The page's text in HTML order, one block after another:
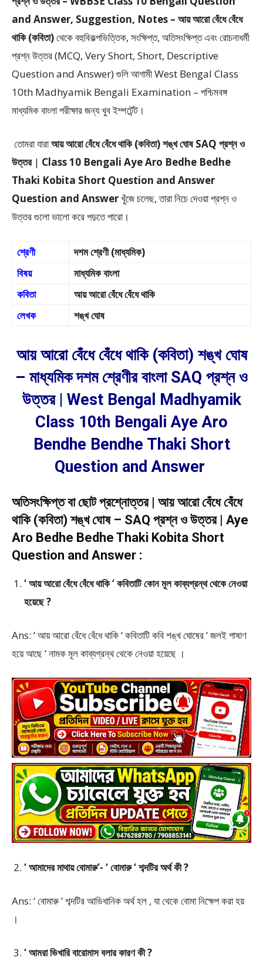
and Answer, Suggestion, Notes – আয় আরো বেঁধে বেঁধে
থাকি (কবিতা)থেকেবহুবিকল্পভিত্তিক, সংক্ষিপ্ত, অতিসংক্ষিপ্ত এবং রোচনাধর্মী
প্রশ্ন উত্তর (MCQ, Very Short, Short, Descriptive
Question and Answer)গুলি আগামী West Bengal Class
10th Madhyamik Bengali Examination – পশ্চিমবঙ্গ
মাধ্যমিক বাংলা পরীক্ষার জন্য খুব ইম্পর্টেন্ট।
তোমরা যারাআয় আরো বেঁধে বেঁধে থাকি (কবিতা) শঙ্খ ঘোষ SAQ প্রশ্ন ও
উত্তর| Class 10 Bengali Aye Aro Bedhe Bedhe
Thaki Kobita Short Question and Answer
Question and Answerখুঁজে চলেছ, তারা নিচে দেওয়া প্রশ্ন ও
উত্তর গুলো ভালো করে পড়তে পারো।
শ্রেণী
দশম শ্রেণী (মাধ্যমিক)
বিষয়
মাধ্যমিক বাংলা
কবিতা
আয় আরো বেঁধে বেঁধে থাকি
লেখক
শঙ্খ ঘোষ
আয় আরো বেঁধে বেঁধে থাকি (কবিতা) শঙ্খ ঘোষ
– মাধ্যমিক দশম শ্রেণীর বাংলা SAQ প্রশ্ন ও
উত্তর | West Bengal Madhyamik
Class 10th Bengali Aye Aro
Bendhe Bendhe Thaki Short
Question and Answer
অতিসংক্ষিপ্ত বা ছোট প্রশ্নোত্তর | আয় আরো বেঁধে বেঁধে
থাকি (কবিতা) শঙ্খ ঘোষ – SAQ প্রশ্ন ও উত্তর | Aye
Aro Bedhe Bedhe Thaki Kobita Short
Question and Answer :
‘ আয় আরো বেঁধে বেঁধে থাকি ‘ কবিতাটি কোন মূল কাব্যগ্রন্থ থেকে নেওয়া
হয়েছে ?
Ans: ‘ আয় আরো বেঁধে বেঁধে থাকি ‘ কবিতাটি কবি শঙ্খ ঘোষের ‘ জলই পাষাণ
হয়ে আছে ‘ নামক মূল কাব্যগ্রন্থ থেকে নেওয়া হয়েছে ।
‘ আমাদের মাথায় বোমারু’- ‘ বোমারু ‘ শব্দটির অর্থ কী ?
Ans: ‘ বোমারু ‘ শব্দটির আভিধানিক অর্থ হল , যা থেকে বোমা নিক্ষেপ করা হয়
।
‘ আমরা ভিখারি বারোমাস বলার কারণ কী ?